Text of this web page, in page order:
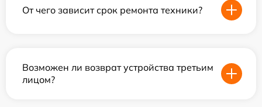
От чего зависит срок ремонта техники?
Возможен ли возврат устройства третьим
лицом?